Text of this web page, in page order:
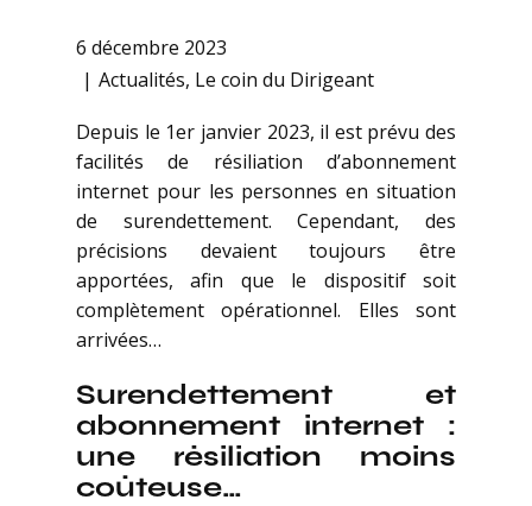
6 décembre 2023
Actualités, Le coin du Dirigeant
Depuis le 1er janvier 2023, il est prévu des
facilités de résiliation d’abonnement
internet pour les personnes en situation
de surendettement. Cependant, des
précisions devaient toujours être
apportées, afin que le dispositif soit
complètement opérationnel. Elles sont
arrivées…
Surendettement et
abonnement internet :
une résiliation moins
coûteuse…